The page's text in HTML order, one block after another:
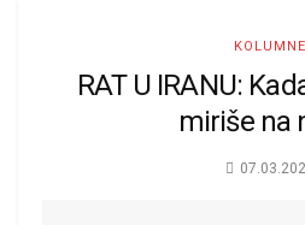
KOLUMNE
RAT U IRANU:
miriše na